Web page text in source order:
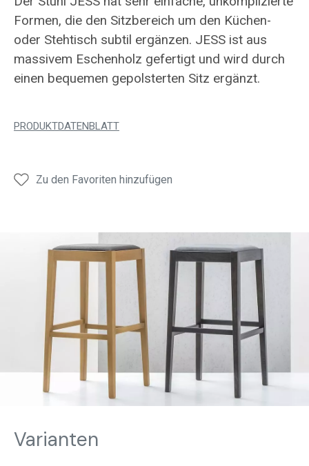
Formen, die den Sitzbereich um den Küchen-
oder Stehtisch subtil ergänzen. JESS ist aus
massivem Eschenholz gefertigt und wird durch
einen bequemen gepolsterten Sitz ergänzt.
PRODUKTDATENBLATT
Zu den Favoriten hinzufügen
Varianten